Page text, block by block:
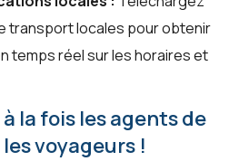
transport locales pour obtenir
temps réel sur les horaires et
la fois les agents de
voyageurs !